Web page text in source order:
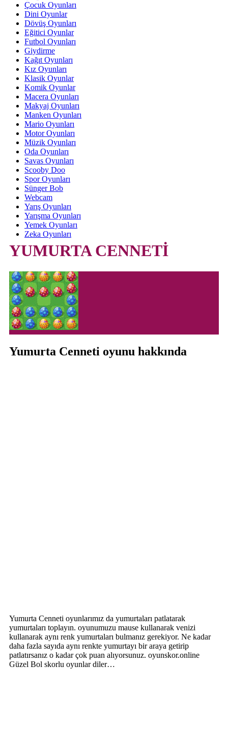
Çocuk Oyunları
Dini Oyunlar
Dövüş Oyunları
Eğitici Oyunlar
Futbol Oyunları
Giydirme
Kağıt Oyunları
Kız Oyunları
Klasik Oyunlar
Komik Oyunlar
Macera Oyunları
Makyaj Oyunları
Manken Oyunları
Mario Oyunları
Motor Oyunları
Müzik Oyunları
Oda Oyunları
Savas Oyunları
Scooby Doo
Spor Oyunları
Sünger Bob
Webcam
Yarış Oyunları
Yarışma Oyunları
Yemek Oyunları
Zeka Oyunları
YUMURTA CENNETİ
Yumurta Cenneti oyunu hakkında
Yumurta Cenneti oyunlarımız da yumurtaları patlatarak
yumurtaları toplayın. oyunumuzu mause kullanarak venizi
kullanarak aynı renk yumurtaları bulmanız gerekiyor. Ne kadar
daha fazla sayıda aynı renkte yumurtayı bir araya getirip
patlatırsanız o kadar çok puan alıyorsunuz. oyunskor.online
Güzel Bol skorlu oyunlar diler…